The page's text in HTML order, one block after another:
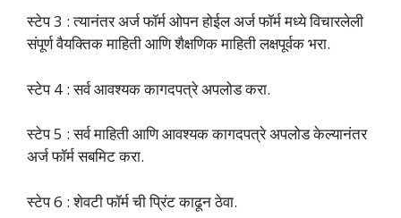
स्टेप 3 : त्यानंतर अर्ज फॉर्म ओपन होईल अर्ज फॉर्म मध्ये विचारलेली
संपूर्ण वैयक्तिक माहिती आणि शैक्षणिक माहिती लक्षपूर्वक भरा.
स्टेप 4 : सर्व आवश्यक कागदपत्रे अपलोड करा.
स्टेप 5 : सर्व माहिती आणि आवश्यक कागदपत्रे अपलोड केल्यानंतर
अर्ज फॉर्म सबमिट करा.
स्टेप 6 : शेवटी फॉर्म ची प्रिंट काढून ठेवा.